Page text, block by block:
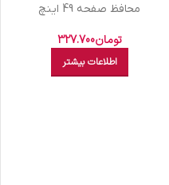
اتمام موجودیمحافظ صفحه 49 اينچ
تومان327.700
اطلاعات بیشتر